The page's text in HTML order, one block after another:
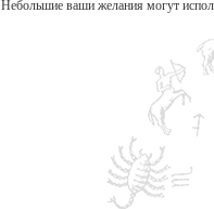
Небольшие ваши желания могут